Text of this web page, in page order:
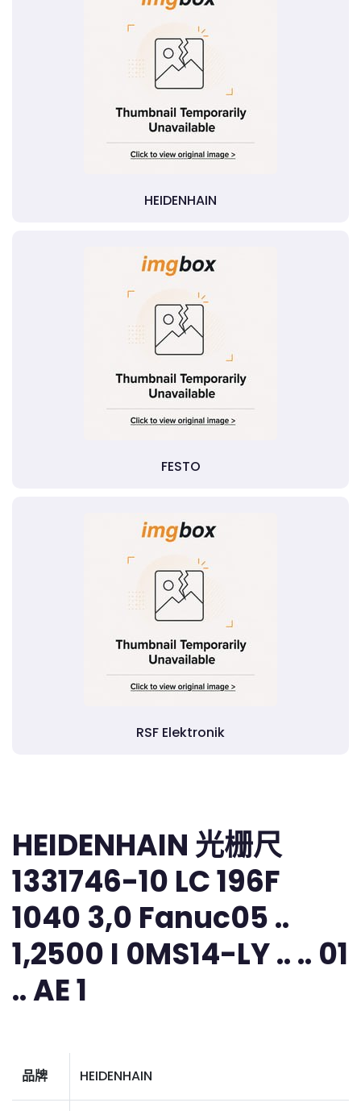
HEIDENHAIN
FESTO
RSF Elektronik
HEIDENHAIN 光栅尺
1331746-10 LC 196F
1040 3,0 Fanuc05 ..
1,2500 I 0MS14-LY .. .. 01
.. AE 1
品牌 HEIDENHAIN